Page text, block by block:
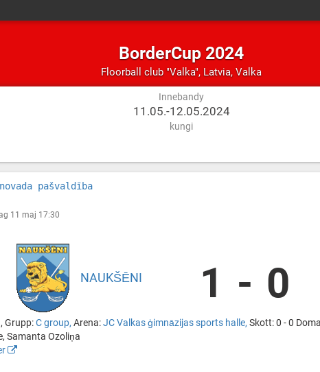
BorderCup 2024
Floorball club "Valka", Innebandy
Latvia, ValkaLatvia,
Valka
Innebandy
11.05.-12.05.2024
kungi
pašvaldība
11 maj 17:30
NAUKŠĒNI 1 - 0
Grupp:C group, Arena:JC Valkas ģimnāzijas sports halle, Skott: 0 - 0
Samanta Ozoliņa